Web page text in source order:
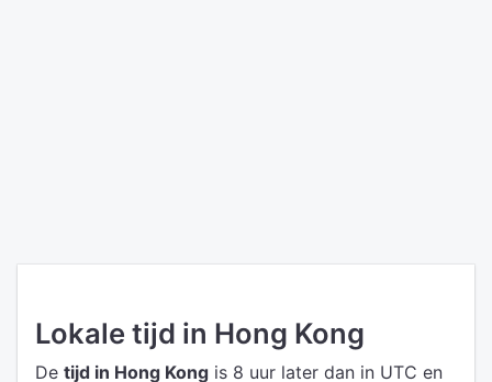
Lokale tijd in Hong Kong
De tijd in Hong Kong is 8 uur later dan in UTC en